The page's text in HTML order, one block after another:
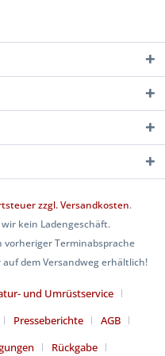
zzgl.Versandkosten.
kein Ladengeschäft.
Terminabsprache
dem Versandweg erhältlich!
und Umrüstservice
Presseberichte
AGB
Rückgabe